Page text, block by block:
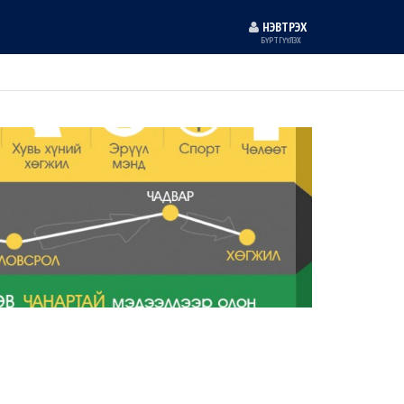
НЭВТРЭХ
БҮРТГҮҮЛЭХ